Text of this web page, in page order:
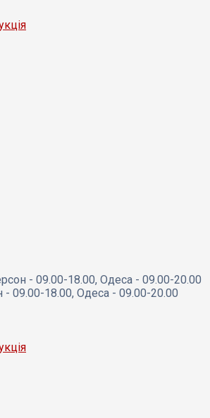
- 09.00-18.00, Одеса - 09.00-20.00
09.00-18.00, Одеса - 09.00-20.00